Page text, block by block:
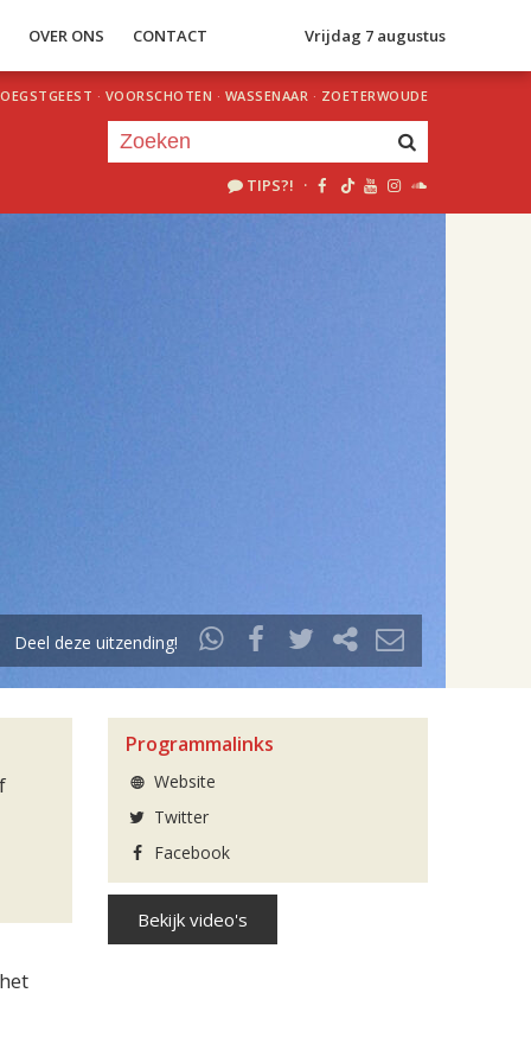
OVER ONS CONTACT Vrijdag 7 augustus
OEGSTGEEST · VOORSCHOTEN · WASSENAAR · ZOETERWOUDE
TIPS?! ·
Deel deze uitzending!
Programmalinks
Website
Twitter
Facebook
Bekijk video's